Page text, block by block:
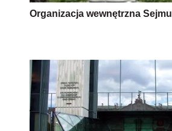
Organizacja wewnętrzna Sejmu